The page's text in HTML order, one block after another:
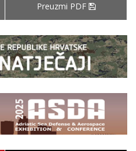
Preuzmi PDF